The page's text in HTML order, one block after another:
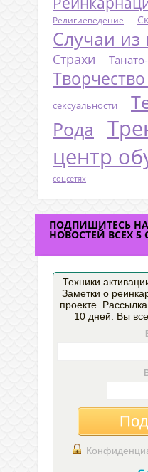
Религиеведение
Случаи из
Страхи
сексуальности
Рода
центр
соцсетях
ПОДПИШИТЕСЬ
НОВОСТЕЙ ВСЕХ 5
Техники
Заметки о
проекте.
10 дней. Вы